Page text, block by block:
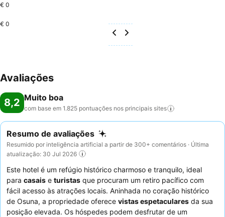
€ 0
€ 0
Avaliações
8,2 Muito boa
com base em 1.825 pontuações nos principais sites
Resumo de avaliações
Resumido por inteligência artificial a partir de 300+ comentários · Última
atualização: 30 Jul 2026
Este hotel é um refúgio histórico charmoso e tranquilo, ideal
para casais e turistas que procuram um retiro pacífico com
fácil acesso às atrações locais. Aninhada no coração histórico
de Osuna, a propriedade oferece vistas espetaculares da sua
posição elevada. Os hóspedes podem desfrutar de um